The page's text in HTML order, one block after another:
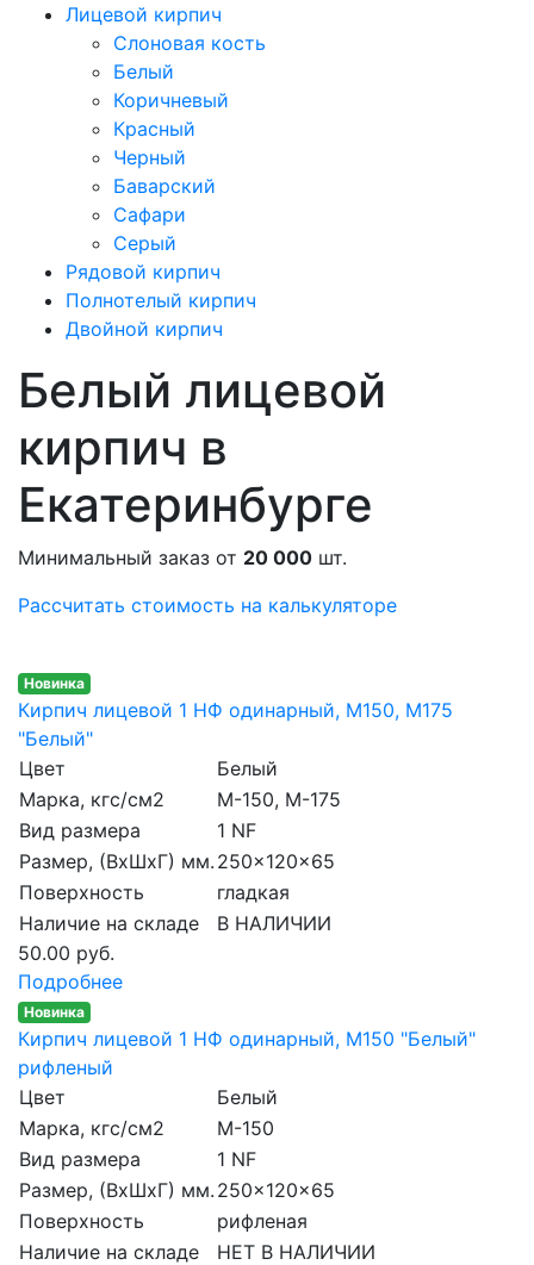
Лицевой кирпич
Слоновая кость
Белый
Коричневый
Красный
Черный
Баварский
Сафари
Серый
Рядовой кирпич
Полнотелый кирпич
Двойной кирпич
Белый лицевой
кирпич в
Екатеринбурге
Минимальный заказ от 20 000 шт.
Рассчитать стоимость на калькуляторе
Новинка
Кирпич лицевой 1 НФ одинарный, M150, М175
"Белый"
Цвет
Белый
Марка, кгс/см2
M-150, М-175
Вид размера
1 NF
Размер, (ВхШхГ) мм. 250x120x65
Поверхность
гладкая
Наличие на складе
В НАЛИЧИИ
50.00 руб.
Подробнее
Новинка
Кирпич лицевой 1 НФ одинарный, M150 "Белый"
рифленый
Цвет
Белый
Марка, кгс/см2
M-150
Вид размера
1 NF
Размер, (ВхШхГ) мм. 250x120x65
Поверхность
рифленая
Наличие на складе
НЕТ В НАЛИЧИИ